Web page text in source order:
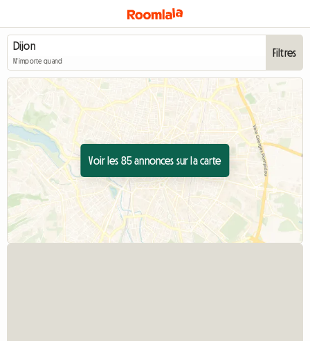
N'importe quand
Filtres
Voir les 85 annonces sur la carte